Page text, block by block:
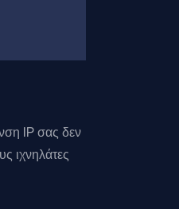
IP σας δεν
ιχνηλάτες